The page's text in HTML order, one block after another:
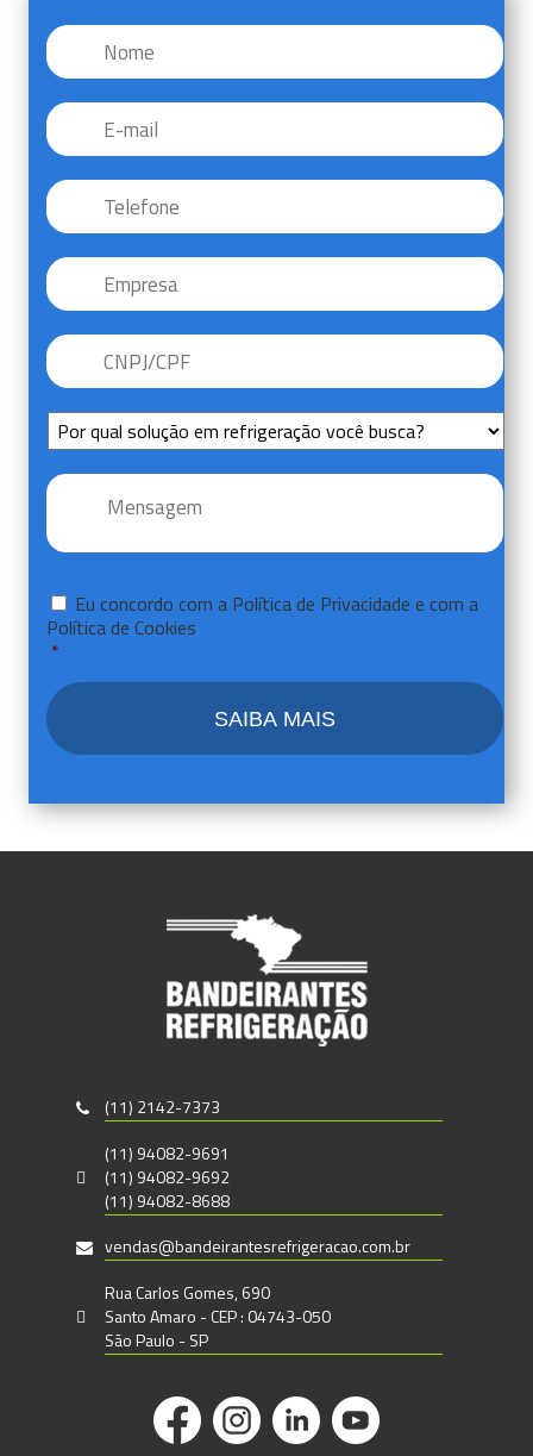
Nome
E-
mail
Telefone
Empresa
CNPJ/CPF
Sem
Título
Mensagem
Consentir
Eu concordo com a Política de Privacidade e com a
Política de Cookies
*
CAPTCHA
(11) 2142-7373
(11) 94082-9691
(11) 94082-9692
(11) 94082-8688
vendas@bandeirantesrefrigeracao.com.br
Rua Carlos Gomes, 690
Santo Amaro - CEP : 04743-050
São Paulo - SP